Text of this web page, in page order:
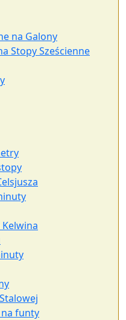
na Galony
Stopy Sześcienne
funty